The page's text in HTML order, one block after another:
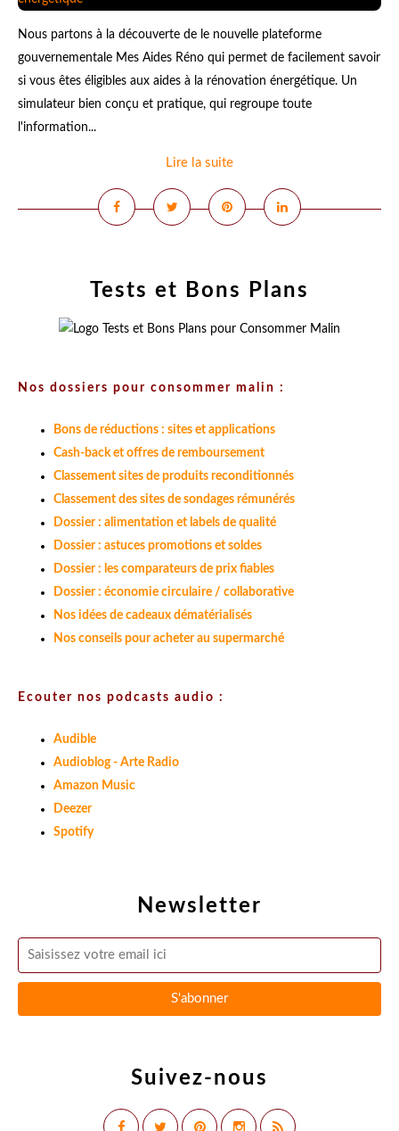
Nous partons à la découverte de le nouvelle plateforme
gouvernementale Mes Aides Réno qui permet de facilement savoir
si vous êtes éligibles aux aides à la rénovation énergétique. Un
simulateur bien conçu et pratique, qui regroupe toute
l'information...
Lire la suite
Newsletter
Suivez-nous
Tests et Bons Plans
Nos dossiers pour consommer malin :
Bons de réductions : sites et applications
Cash-back et offres de remboursement
Classement sites de produits reconditionnés
Classement des sites de sondages rémunérés
Dossier : alimentation et labels de qualité
Dossier : astuces promotions et soldes
Dossier : les comparateurs de prix fiables
Dossier : économie circulaire / collaborative
Nos idées de cadeaux dématérialisés
Nos conseils pour acheter au supermarché
Ecouter nos podcasts audio :
Audible
Audioblog - Arte Radio
Amazon Music
Deezer
Spotify